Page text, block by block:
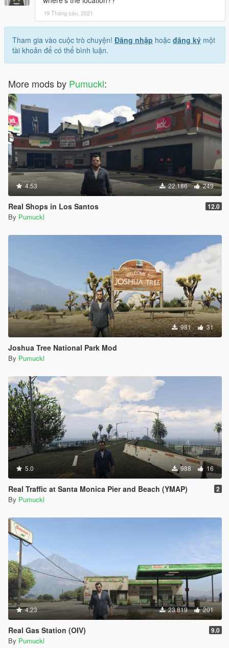
19 Tháng sáu, 2021
Tham gia vào cuộc trò chuyện! Đăng nhập hoặc đăng ký một
tài khoản để có thể bình luận.
More mods by Pumuckl:
4.53 22.186 249
Real Shops in Los Santos 12.0
By Pumuckl
981 31
Joshua Tree National Park Mod
By Pumuckl
5.0 988 16
Real Traffic at Santa Monica Pier and Beach (YMAP) 2
By Pumuckl
4.23 23.819 201
Real Gas Station (OIV) 9.0
By Pumuckl